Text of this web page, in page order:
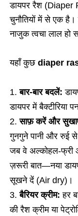
डायपर रैश (Diaper
चुनौतियों में से एक
नाजुक त्वचा लाल
यहाँ कुछ diaper
बार-बार बदलें:
डायपर में बैक्टीरिया
साफ़ करें और
गुनगुने पानी और रुई
जब वे अल्कोहल-
ज़रूरी बात—नया
सूखने दें (Air dry)।
बैरियर क्रीम: हर
की रैश क्रीम या